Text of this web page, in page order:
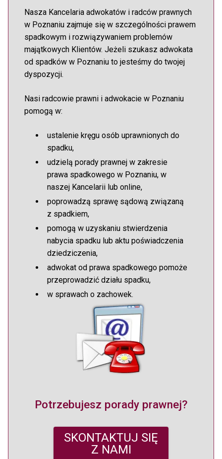
Nasza Kancelaria adwokatów i radców prawnych
w Poznaniu zajmuje się w szczególności prawem
spadkowym i rozwiązywaniem problemów
majątkowych Klientów. Jeżeli szukasz adwokata
od spadków w Poznaniu to jesteśmy do twojej
dyspozycji.
Nasi radcowie prawni i adwokacie w Poznaniu
pomogą w:
ustalenie kręgu osób uprawnionych do
spadku,
udzielą porady prawnej w zakresie
prawa spadkowego w Poznaniu, w
naszej Kancelarii lub online,
poprowadzą sprawę sądową związaną
z spadkiem,
pomogą w uzyskaniu stwierdzenia
nabycia spadku lub aktu poświadczenia
dziedziczenia,
adwokat od prawa spadkowego pomoże
przeprowadzić działu spadku,
w sprawach o zachowek.
Potrzebujesz porady prawnej?
SKONTAKTUJ SIĘ
Z NAMI